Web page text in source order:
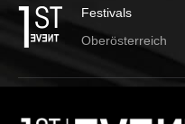
Festivals
Oberösterreich